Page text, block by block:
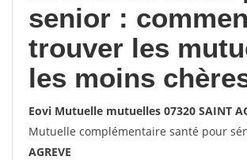
senior :
trouver les
les moins
Eovi Mutuelle mutuelles 07320 SAINT
Mutuelle complémentaire santé pour
AGREVE